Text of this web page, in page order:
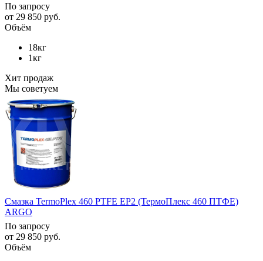
По запросу
от 29 850 руб.
Объём
18кг
1кг
Хит продаж
Мы советуем
Смазка TermoPlex 460 PTFE EP2 (ТермоПлекс 460 ПТФЕ)
ARGO
По запросу
от 29 850 руб.
Объём